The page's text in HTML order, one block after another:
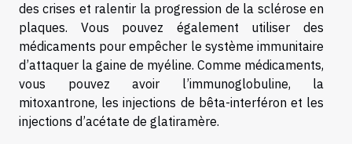
des crises et ralentir la progression de la sclérose en
plaques. Vous pouvez également utiliser des
médicaments pour empêcher le système immunitaire
d’attaquer la gaine de myéline. Comme médicaments,
vous pouvez avoir l’immunoglobuline, la
mitoxantrone, les injections de bêta-interféron et les
injections d’acétate de glatiramère.